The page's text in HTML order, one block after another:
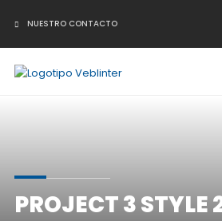
NUESTRO CONTACTO
PROJECT 3 STYLE